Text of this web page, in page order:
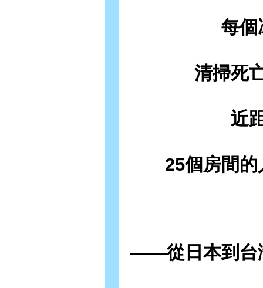
每個
清掃死
近
25個房間
——從日本到台